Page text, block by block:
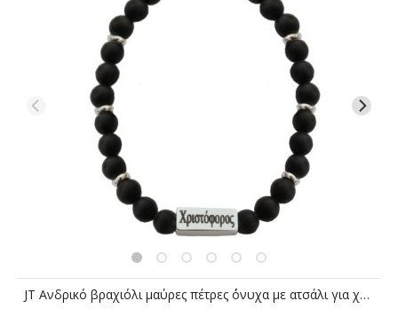
JT Ανδρικό βραχιόλι μαύρες πέτρες ΄όνυχα με ατσάλι για χάραξη